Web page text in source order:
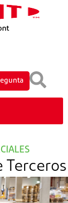
Terceros